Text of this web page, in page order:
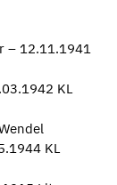
– 12.11.1941
KL
KL